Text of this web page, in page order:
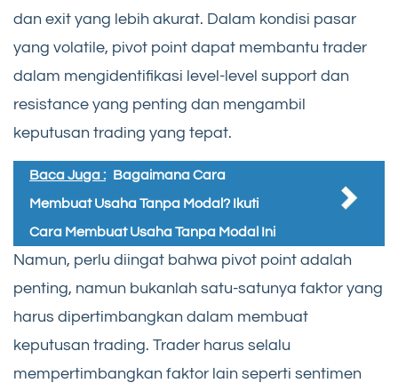
dan exit yang lebih akurat. Dalam kondisi pasar
yang volatile, pivot point dapat membantu trader
dalam mengidentifikasi level-level support dan
resistance yang penting dan mengambil
keputusan trading yang tepat.
Baca Juga : Bagaimana Cara
Membuat Usaha Tanpa Modal? Ikuti
Cara Membuat Usaha Tanpa Modal Ini
Namun, perlu diingat bahwa pivot point adalah
penting, namun bukanlah satu-satunya faktor yang
harus dipertimbangkan dalam membuat
keputusan trading. Trader harus selalu
mempertimbangkan faktor lain seperti sentimen